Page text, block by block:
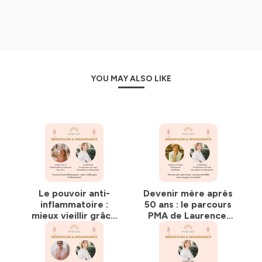
🎁 Ebook gratuit à télécharger en cliquant
Starter Kit
- Commencer le yoga après 50 ans de manière
progressive et sécuritaire,
Yoga débutant 50 ans et plus
- à venir : Comment vivre une Ménopause sereine et
post-ménopause,"Ménopause Académie"s'incrire sur
la liste d'attenteici
Mon site :
Isabellekehr.com
Instagram :_isabel_kehr
Facebook :Isabel Kehr Yoga
YOU MAY ALSO LIKE
Le pouvoir anti-
inflammatoire :
mieux vieillir grâce
à l’alimentation
avec Laure Fauvet
naturopathe
Devenir mère après
50 ans : le parcours
PMA de Laurence,
entre courage et
incertitude